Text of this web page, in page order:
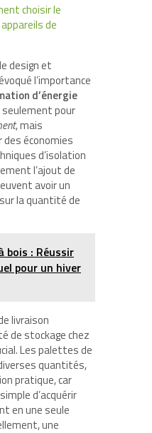
choisir le
de
design et
l’importance
d’énergie
seulement pour
, mais
économies
d’isolation
l’ajout de
avoir un
la quantité de
bois : Réussir
pour un hiver
livraison
de stockage chez
Les palettes de
quantités,
pratique, car
d’acquérir
en une seule
une